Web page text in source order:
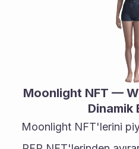
Moonlight NFT —
Dinamik
Moonlight NFT'lerini